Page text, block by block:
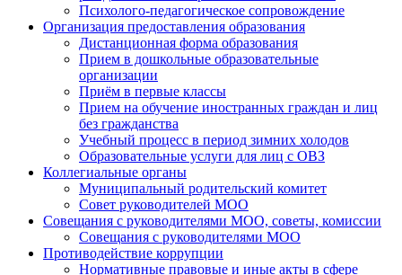
Психолого-педагогическое сопровождение
Организация предоставления образования
Дистанционная форма образования
Прием в дошкольные образовательные
организации
Приём в первые классы
Прием на обучение иностранных граждан и лиц
без гражданства
Учебный процесс в период зимних холодов
Образовательные услуги для лиц с ОВЗ
Коллегиальные органы
Муниципальный родительский комитет
Совет руководителей МОО
Совещания с руководителями МОО, советы, комиссии
Совещания с руководителями МОО
Противодействие коррупции
Нормативные правовые и иные акты в сфере